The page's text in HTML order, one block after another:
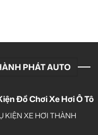
PHÁT AUTO
Đồ Chơi Xe Hơi Ô Tô
KIỆN XE HƠI THÀNH